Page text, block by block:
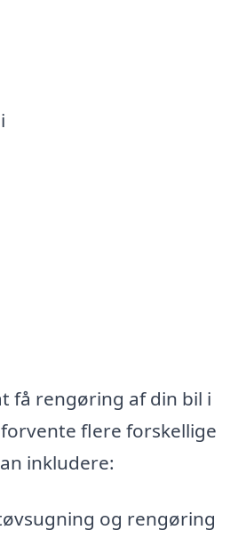
få rengøring af din bil i
flere forskellige
inkludere:
og rengøring